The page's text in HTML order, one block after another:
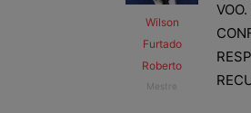
Wilson
Furtado
Roberto
Mestre